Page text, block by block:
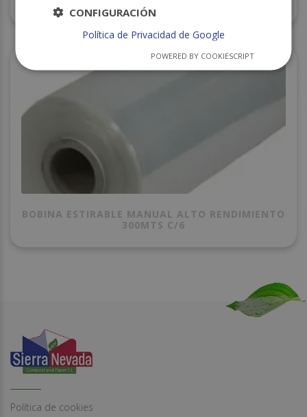
BOBINA ESTIRABLE MANUAL ALTO RENDIMIENTO
300MTS C/6
Política de cookies
CONFIGURACIÓN
Política de Privacidad de Google
POWERED BY COOKIESCRIPT